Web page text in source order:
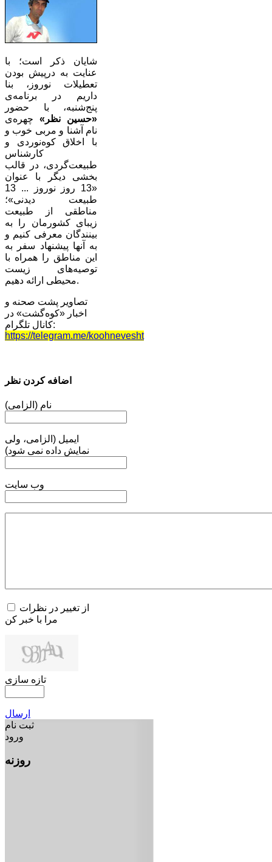
شایان ذکر است؛ با
عنایت به درپیش بودن
تعطیلات نوروز، بنا
داریم در برنامه‌ی
پنج‌شنبه، با حضور
«حسین نظر» چهره‌ی
نام آشنا و مربی خوب و
با اخلاق کوه‌نوردی و
کارشناس
طبیعت‌گردی، در قالب
بخشی دیگر با عنوان
«13 روز نوروز ... 13
طبیعت دیدنی»؛
مناطقی از طبیعت
زیبای کشورمان را به
بینندگان معرفی کنیم و
به آنها پیشنهاد سفر به
این مناطق را همراه با
توصیه‌های زیست
محیطی ارائه دهیم.
تصاویر پشت صحنه و
اخبار «کوه‌گشت» در
کانال تلگرام:
https://telegram.me/koohnevesht
اضافه کردن نظر
نام (الزامی)
ایمیل (الزامی، ولی
نمایش داده نمی شود)
وب سایت
از تغییر در نظرات
مرا با خبر کن
تازه سازی
ارسال
ثبت نام
ورود
روزنه